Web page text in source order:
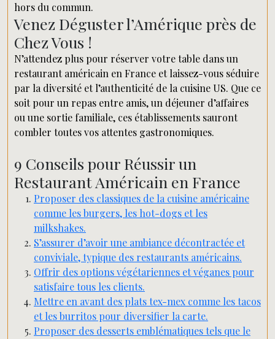
hors du commun.
Venez Déguster l’Amérique près de
Chez Vous !
N’attendez plus pour réserver votre table dans un
restaurant américain en France et laissez-vous séduire
par la diversité et l’authenticité de la cuisine US. Que ce
soit pour un repas entre amis, un déjeuner d’affaires
ou une sortie familiale, ces établissements sauront
combler toutes vos attentes gastronomiques.
9 Conseils pour Réussir un
Restaurant Américain en France
Proposer des classiques de la cuisine américaine
comme les burgers, les hot-dogs et les
milkshakes.
S’assurer d’avoir une ambiance décontractée et
conviviale, typique des restaurants américains.
Offrir des options végétariennes et véganes pour
satisfaire tous les clients.
Mettre en avant des plats tex-mex comme les tacos
et les burritos pour diversifier la carte.
Proposer des desserts emblématiques tels que le